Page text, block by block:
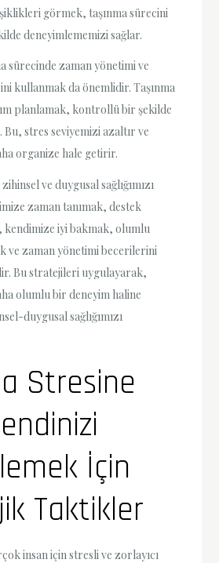
görmek, taşınma sürecini
deneyimlememizi sağlar.
sürecinde zaman yönetimi ve
kullanmak da önemlidir. Taşınma
planlamak, kontrollü bir şekilde
stres seviyemizi azaltır ve
organize hale getirir.
ve duygusal sağlığımızı
zaman tanımak, destek
kendimize iyi bakmak, olumlu
ve zaman yönetimi becerilerini
Bu stratejileri uygulayarak,
olumlu bir deneyim haline
duygusal sağlığımızı
Stresine
İçin
Taktikler
insan için stresli ve zorlayıcı